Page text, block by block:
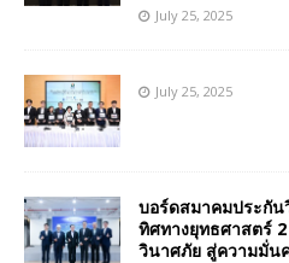
July 25, 2025
July 25, 2025
บอร์ดสมาคมประกั
ทิศทางยุทธศาสตร์
วินาศภัย สู่ความมั่น